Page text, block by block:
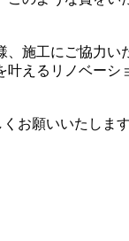
施工にご協力い
えるリノベーシ
お願いいたします